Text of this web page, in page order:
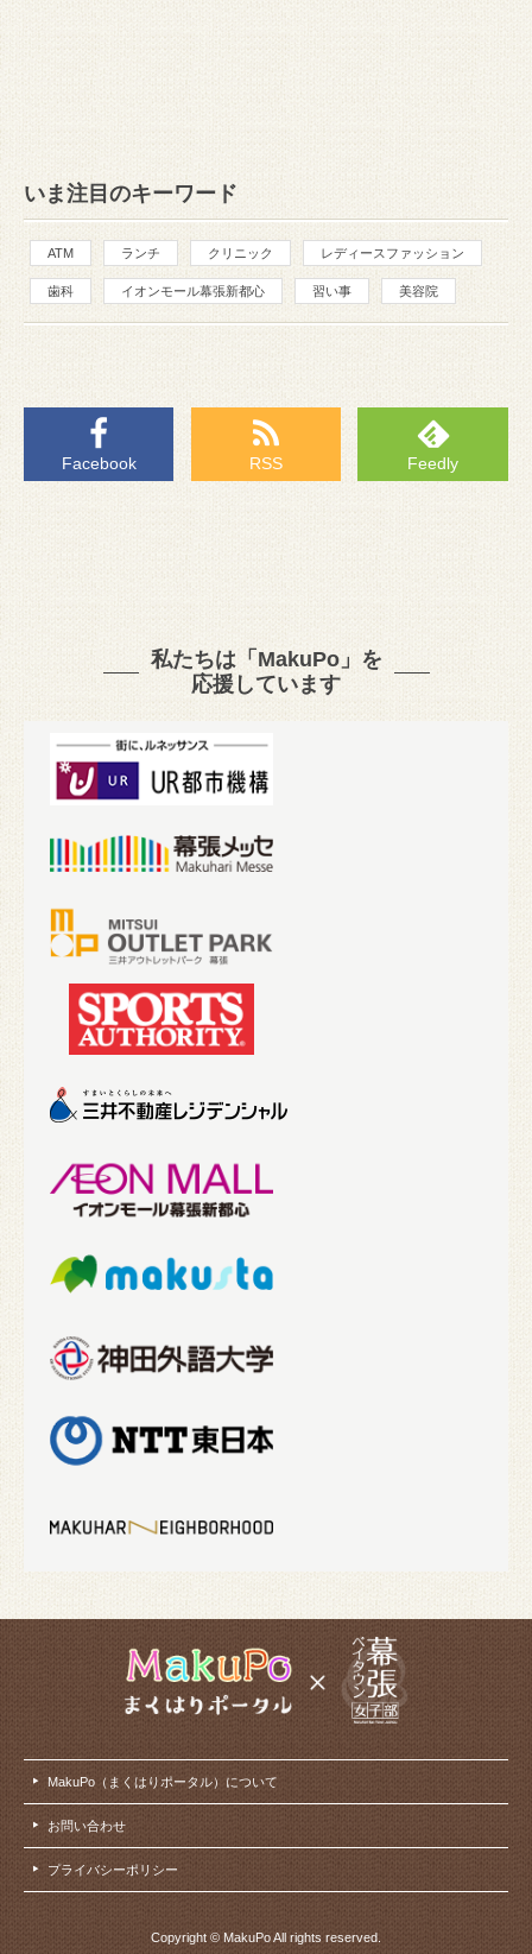
いま注目のキーワード
ATM ランチ クリニック レディースファッション
歯科 イオンモール幕張新都心 習い事 美容院
Facebook RSS Feedly
私たちは「MakuPo」を
応援しています
MakuPo（まくはりポータル）について
お問い合わせ
プライバシーポリシー
Copyright © MakuPo All rights reserved.